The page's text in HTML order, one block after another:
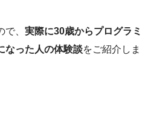
、 実際に30歳からプログラミ
なった人の体験談をご紹介しま